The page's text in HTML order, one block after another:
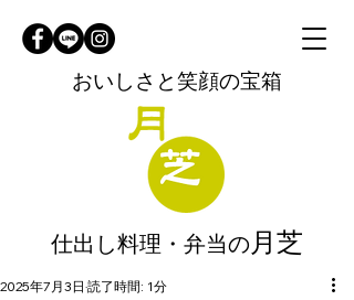
おいしさと笑顔の宝箱
仕出し料理・弁当の 月芝
2025年7月3日 読了時間: 1分